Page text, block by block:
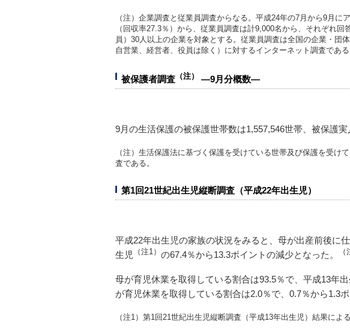
（注）企業調査と従業員調査からなる。平成24年の7月から9月に
（回収率27.3％）から、従業員調査は計9,000名から、それぞれ
員）30人以上の企業を対象とする。従業員調査は全国の企業・団
自営業、経営者、役員は除く）に対するインターネット調査である
被保護者調査 （注） ―9月分概数―
9月の生活保護の被保護世帯数は1,557,546世帯、被保護実
（注）生活保護法に基づく保護を受けている世帯及び保護を受け
査である。
第1回21世紀出生児縦断調査（平成22年出生児）
平成22年出生児の家族の状況をみると、母が出産前後に
生児
（注1） の67.4％から13.3ポイントの減少となった。 （
母が育児休業を取得している割合は93.5％で、平成13年
が育児休業を取得している割合は2.0％で、0.7％から1.3
（注1）第1回21世紀出生児縦断調査（平成13年出生児）結果による